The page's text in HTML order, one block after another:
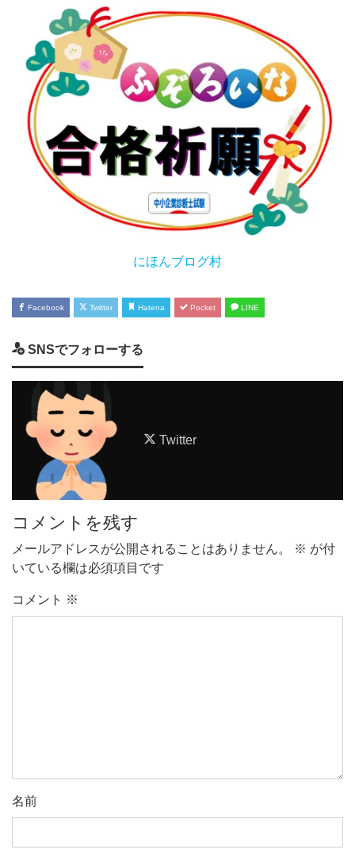
にほんブログ村
Facebook Twitter Hatena Pocket LINE
SNSでフォローする
Twitter
コメントを残す
メールアドレスが公開されることはありません。 ※ が付
いている欄は必須項目です
コメント ※
名前